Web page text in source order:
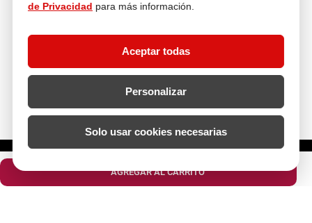
de Privacidad para más información.
Aceptar todas
Personalizar
Solo usar cookies necesarias
AGREGAR AL CARRITO
Descubre más